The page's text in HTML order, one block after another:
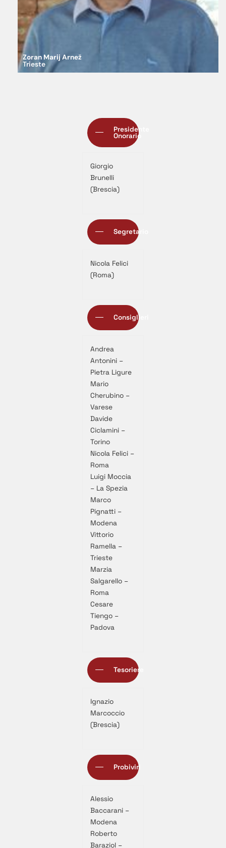
Zoran Marij Arnež
Trieste
Presidente
Onorario
Giorgio
Brunelli
(Brescia)
Segretario
Nicola Felici
(Roma)
Consiglieri
Andrea
Antonini –
Pietra Ligure
Mario
Cherubino –
Varese
Davide
Ciclamini –
Torino
Nicola Felici –
Roma
Luigi Moccia
– La Spezia
Marco
Pignatti –
Modena
Vittorio
Ramella –
Trieste
Marzia
Salgarello –
Roma
Cesare
Tiengo –
Padova
Tesoriere
Ignazio
Marcoccio
(Brescia)
Probiviri
Alessio
Baccarani –
Modena
Roberto
Baraziol –